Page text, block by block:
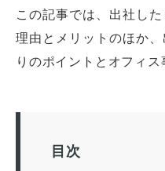
この記事では、出社し
理由とメリットのほか
りのポイントとオフィス
目次